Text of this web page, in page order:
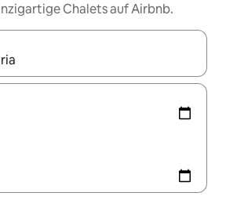
Chalets auf Airbnb.
sind, navigiere mit den